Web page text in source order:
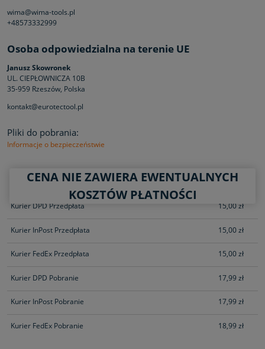
wima@wima-tools.pl
+48573332999
Osoba odpowiedzialna na terenie UE
Janusz Skowronek
UL. CIEPŁOWNICZA 10B
35-959 Rzeszów, Polska
kontakt@eurotectool.pl
Pliki do pobrania:
Informacje o bezpieczeństwie
KOSZTY DOSTAWY
CENA NIE ZAWIERA EWENTUALNYCH
KOSZTÓW PŁATNOŚCI
Kurier DPD Przedpłata 15,00 zł
Kurier InPost Przedpłata 15,00 zł
Kurier FedEx Przedpłata 15,00 zł
Kurier DPD Pobranie 17,99 zł
Kurier InPost Pobranie 17,99 zł
Kurier FedEx Pobranie 18,99 zł